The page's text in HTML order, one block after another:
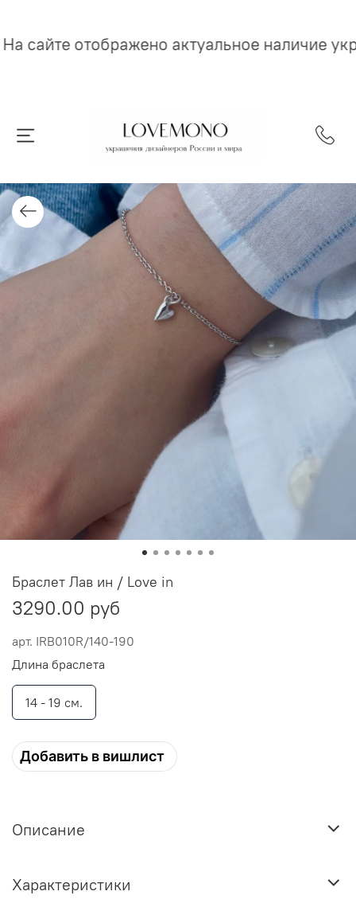
сайте отображено актуальное наличие
арт. IRB010R/140-190
Браслет Лав ин / Love in
3290.00 руб
Добавить в вишлист
Длина браслета
14 - 19 см.
Описание
Характеристики